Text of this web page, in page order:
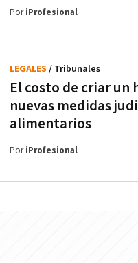
PoriProfesional
El costo de criar un
nuevas medidas
alimentarios
LEGALES / Tribunales
PoriProfesional